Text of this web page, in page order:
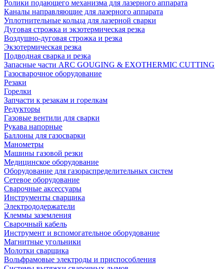
Ролики подающего механизма для лазерного аппарата
Каналы направляющие для лазерного аппарата
Уплотнительные кольца для лазерной сварки
Дуговая строжка и экзотермическая резка
Воздушно-дуговая строжка и резка
Экзотермическая резка
Подводная сварка и резка
Запасные части ARC GOUGING & EXOTHERMIC CUTTING
Газосварочное оборудование
Резаки
Горелки
Запчасти к резакам и горелкам
Редукторы
Газовые вентили для сварки
Рукава напорные
Баллоны для газосварки
Манометры
Машины газовой резки
Медицинское оборудование
Оборудование для газораспределительных систем
Сетевое оборудование
Сварочные аксессуары
Инструменты сварщика
Электрододержатели
Клеммы заземления
Сварочный кабель
Инструмент и вспомогательное оборудование
Магнитные угольники
Молотки сварщика
Вольфрамовые электроды и приспособления